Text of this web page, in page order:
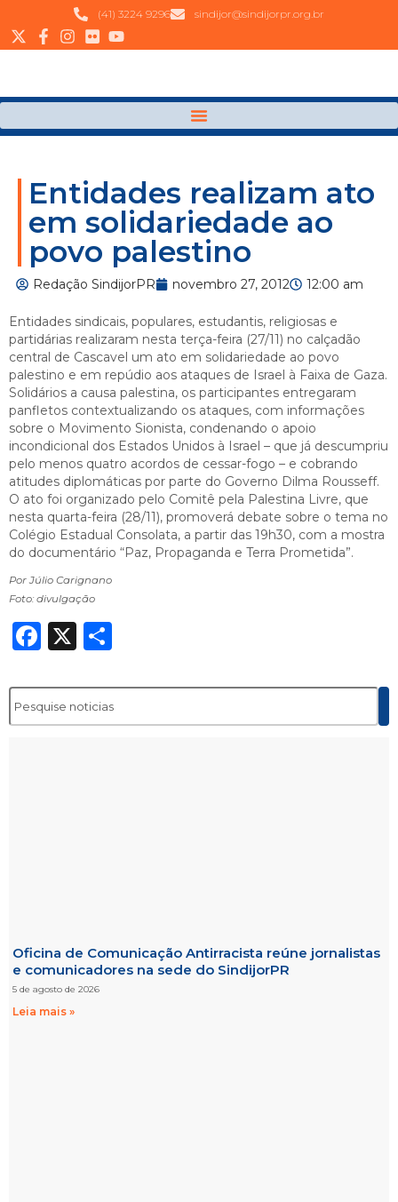
(41) 3224 9296 sindijor@sindijorpr.org.br
Entidades realizam ato
em solidariedade ao
povo palestino
Redação SindijorPR novembro 27, 2012 12:00 am
Entidades sindicais, populares, estudantis, religiosas e
partidárias realizaram nesta terça-feira (27/11) no calçadão
central de Cascavel um ato em solidariedade ao povo
palestino e em repúdio aos ataques de Israel à Faixa de Gaza.
Solidários a causa palestina, os participantes entregaram
panfletos contextualizando os ataques, com informações
sobre o Movimento Sionista, condenando o apoio
incondicional dos Estados Unidos à Israel – que já descumpriu
pelo menos quatro acordos de cessar-fogo – e cobrando
atitudes diplomáticas por parte do Governo Dilma Rousseff.
O ato foi organizado pelo Comitê pela Palestina Livre, que
nesta quarta-feira (28/11), promoverá debate sobre o tema no
Colégio Estadual Consolata, a partir das 19h30, com a mostra
do documentário “Paz, Propaganda e Terra Prometida”.
Por Júlio Carignano
Foto: divulgação
Facebook
X
Oficina de Comunicação Antirracista reúne jornalistas
e comunicadores na sede do SindijorPR
5 de agosto de 2026
Leia mais »